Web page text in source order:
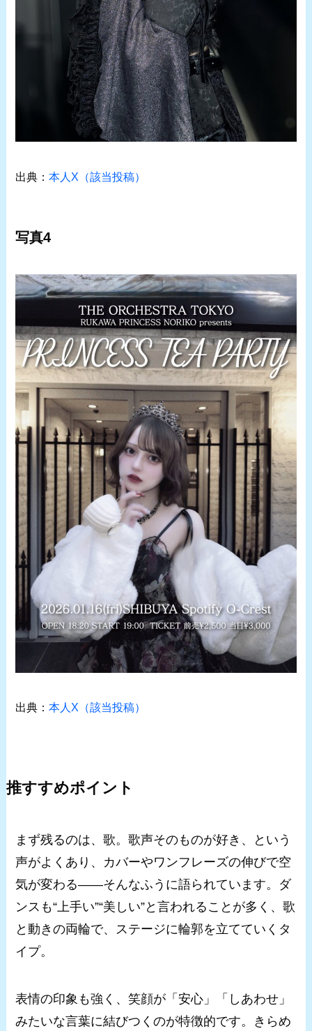
出典：本人X（該当投稿）
写真4
出典：本人X（該当投稿）
推すすめポイント
まず残るのは、歌。歌声そのものが好き、という
声がよくあり、カバーやワンフレーズの伸びで空
気が変わる――そんなふうに語られています。ダ
ンスも“上手い”“美しい”と言われることが多く、歌
と動きの両輪で、ステージに輪郭を立てていくタ
イプ。
表情の印象も強く、笑顔が「安心」「しあわせ」
みたいな言葉に結びつくのが特徴的です。きらめ